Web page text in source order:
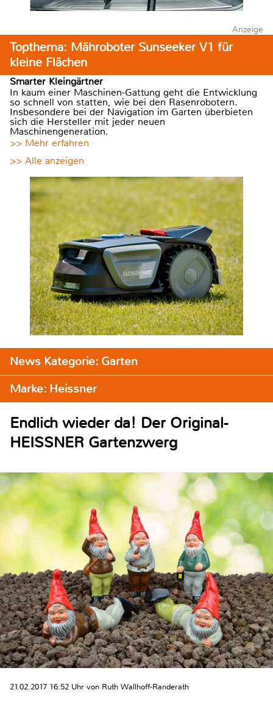
Anzeige
Topthema: Mähroboter Sunseeker V1 für
kleine Flächen
Smarter Kleingärtner
In kaum einer Maschinen-Gattung geht die Entwicklung
so schnell von statten, wie bei den Rasenrobotern.
Insbesondere bei der Navigation im Garten überbieten
sich die Hersteller mit jeder neuen
Maschinengeneration.
>> Mehr erfahren
>> Alle anzeigen
News Kategorie: Garten
Marke: Heissner
Endlich wieder da! Der Original-
HEISSNER Gartenzwerg
21.02.2017 16:52 Uhr von Ruth Wallhoff-Randerath